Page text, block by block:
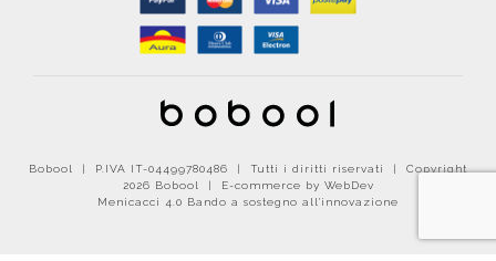
Bobool | P.IVA IT-04499780486 | Tutti i diritti riservati | Copyright
2026 Bobool |
E-commerce by WebDev
Menicacci 4.0 Bando a sostegno all'innovazione